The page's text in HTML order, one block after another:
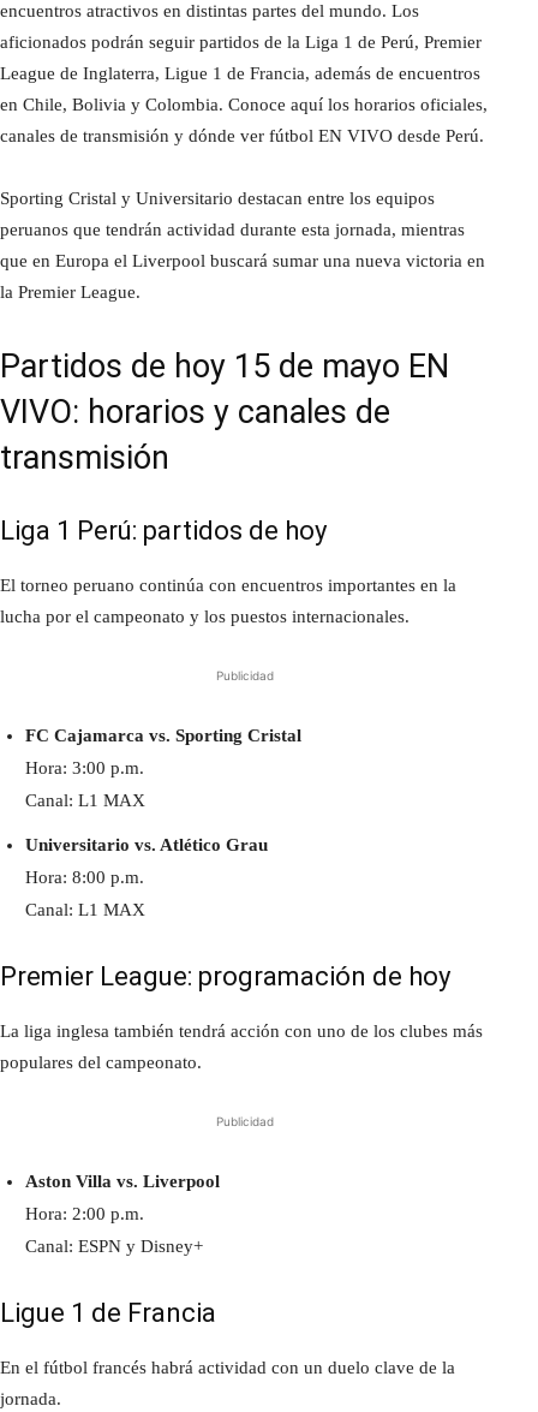
encuentros atractivos en distintas partes del mundo. Los
aficionados podrán seguir partidos de la Liga 1 de Perú, Premier
League de Inglaterra, Ligue 1 de Francia, además de encuentros
en Chile, Bolivia y Colombia. Conoce aquí los horarios oficiales,
canales de transmisión y dónde ver fútbol EN VIVO desde Perú.
Sporting Cristal y Universitario destacan entre los equipos
peruanos que tendrán actividad durante esta jornada, mientras
que en Europa el Liverpool buscará sumar una nueva victoria en
la Premier League.
Partidos de hoy 15 de mayo EN
VIVO: horarios y canales de
transmisión
Liga 1 Perú: partidos de hoy
El torneo peruano continúa con encuentros importantes en la
lucha por el campeonato y los puestos internacionales.
Publicidad
FC Cajamarca vs. Sporting Cristal
Hora: 3:00 p.m.
Canal: L1 MAX
Universitario vs. Atlético Grau
Hora: 8:00 p.m.
Canal: L1 MAX
Premier League: programación de hoy
La liga inglesa también tendrá acción con uno de los clubes más
populares del campeonato.
Publicidad
Aston Villa vs. Liverpool
Hora: 2:00 p.m.
Canal: ESPN y Disney+
Ligue 1 de Francia
En el fútbol francés habrá actividad con un duelo clave de la
jornada.